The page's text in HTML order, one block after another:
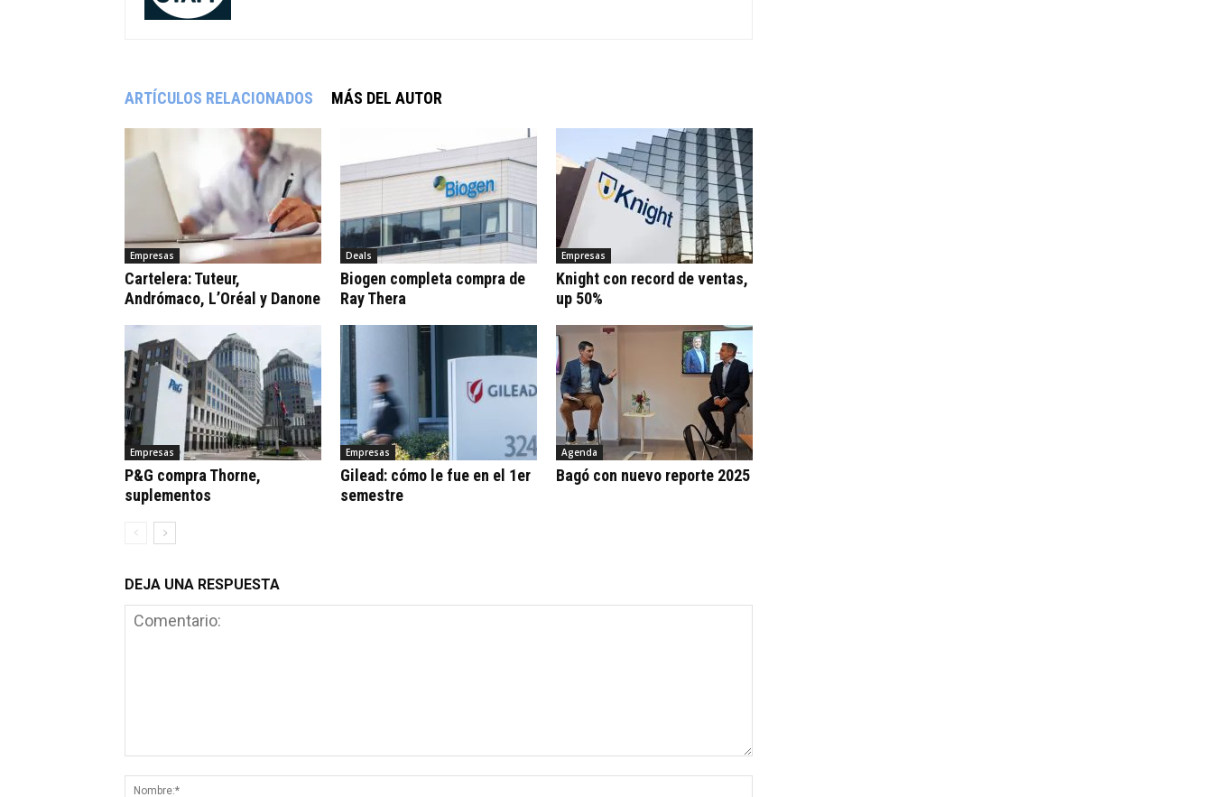
ARTÍCULOS RELACIONADOS MÁS DEL AUTOR
Empresas
Cartelera: Tuteur,
Andrómaco, L’Oréal y Danone
Deals
Biogen completa compra de
Ray Thera
Empresas
Knight con record de ventas,
up 50%
Empresas
P&G compra Thorne,
suplementos
Empresas
Gilead: cómo le fue en el 1er
semestre
Agenda
Bagó con nuevo reporte 2025
DEJA UNA RESPUESTA